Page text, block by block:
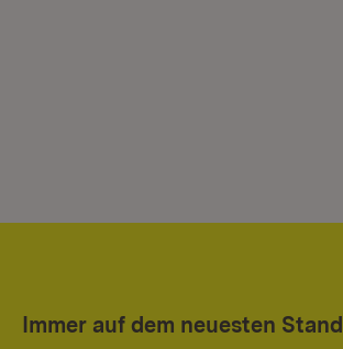
Immer auf dem neuesten Stand